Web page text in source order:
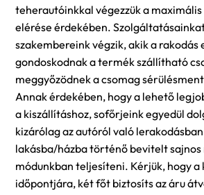
teherautóinkkal végezzük a
elérése érdekében.
szakembereink végzik, akik a rakodás
gondoskodnak a termék szállítható
meggyőzödnek a csomag
Annak érdekében, hogy a lehető
a kiszállításhoz, sofőrjeink egyedül
kizárólag az autóról való
lakásba/házba történő bevitelt sajnos
módunkban teljesíteni. Kérjük, hogy a
időpontjára, két főt biztosíts az áru